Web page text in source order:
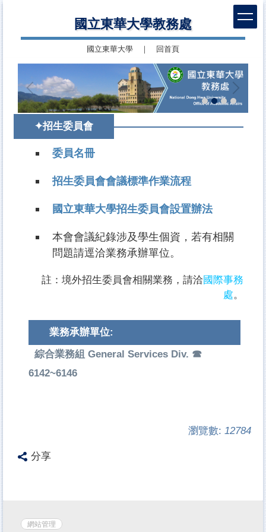
國立東華大學教務處
國立東華大學 回首頁
✦招生委員會
委員名冊
招生委員會會議標準作業流程
國立東華大學招生委員會設置辦法
本會會議紀錄涉及學生個資，若有相關
問題請逕洽業務承辦單位。
註：境外招生委員會相關業務，請洽國際事務
處。
業務承辦單位:
綜合業務組 General Services Div. ☎
6142~6146
瀏覽數: 12784
分享
網站管理